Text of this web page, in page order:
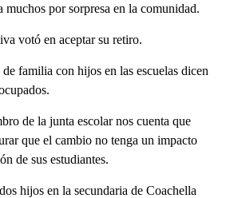
muchos por sorpresa en la comunidad.
votó en aceptar su retiro.
familia con hijos en las escuelas dicen
de la junta escolar nos cuenta que
que el cambio no tenga un impacto
de sus estudiantes.
hijos en la secundaria de Coachella